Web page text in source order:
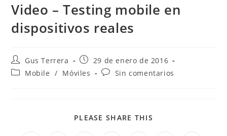
Video – Testing mobile en
dispositivos reales
Gus Terrera
29 de enero de 2016
Mobile / Móviles Sin comentarios
PLEASE SHARE THIS